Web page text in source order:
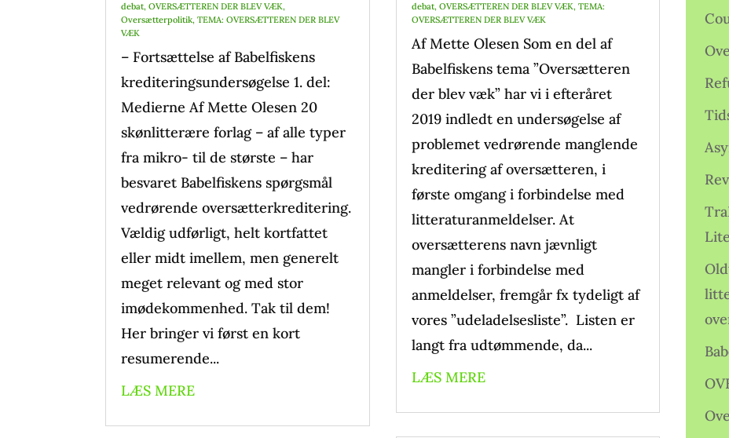
debat,OVERSÆTTEREN DER BLEV VÆK,
Oversætterpolitik,TEMA: OVERSÆTTEREN DER BLEV
VÆK
– Fortsættelse af Babelfiskens
krediteringsundersøgelse 1. del:
Medierne Af Mette Olesen 20
skønlitterære forlag – af alle typer
fra mikro- til de største – har
besvaret Babelfiskens spørgsmål
vedrørende oversætterkreditering.
Vældig udførligt, helt kortfattet
eller midt imellem, men generelt
meget relevant og med stor
imødekommenhed. Tak til dem!
Her bringer vi først en kort
resumerende...
LÆS MERE
debat, OVERSÆTTEREN DER BLEV VÆK, TEMA:
OVERSÆTTEREN DER BLEV VÆK
Af Mette Olesen Som en del af
Babelfiskens tema ”Oversætteren
der blev væk” har vi i efteråret
2019 indledt en undersøgelse af
problemet vedrørende manglende
kreditering af oversætteren, i
første omgang i forbindelse med
litteraturanmeldelser. At
oversætterens navn jævnligt
mangler i forbindelse med
anmeldelser, fremgår fx tydeligt af
vores ”udeladelsesliste”. Listen er
langt fra udtømmende, da...
LÆS MERE